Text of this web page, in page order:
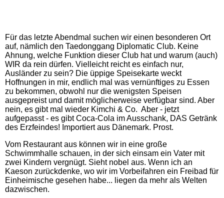
Für das letzte Abendmal suchen wir einen besonderen Ort
auf, nämlich den Taedonggang Diplomatic Club. Keine
Ahnung, welche Funktion dieser Club hat und warum (auch)
WIR da rein dürfen. Vielleicht reicht es einfach nur,
Ausländer zu sein? Die üppige Speisekarte weckt
Hoffnungen in mir, endlich mal was vernünftiges zu Essen
zu bekommen, obwohl nur die wenigsten Speisen
ausgepreist und damit möglicherweise verfügbar sind. Aber
nein, es gibt mal wieder Kimchi & Co. Aber - jetzt
aufgepasst - es gibt Coca-Cola im Ausschank, DAS Getränk
des Erzfeindes! Importiert aus Dänemark. Prost.
Vom Restaurant aus können wir in eine große
Schwimmhalle schauen, in der sich einsam ein Vater mit
zwei Kindern vergnügt. Sieht nobel aus. Wenn ich an
Kaeson zurückdenke, wo wir im Vorbeifahren ein Freibad für
Einheimische gesehen habe... liegen da mehr als Welten
dazwischen.